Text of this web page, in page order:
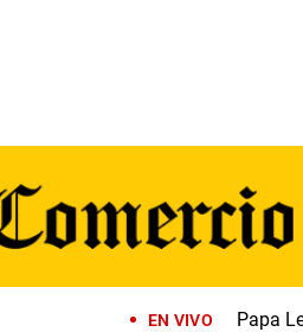
EN VIVO Papa